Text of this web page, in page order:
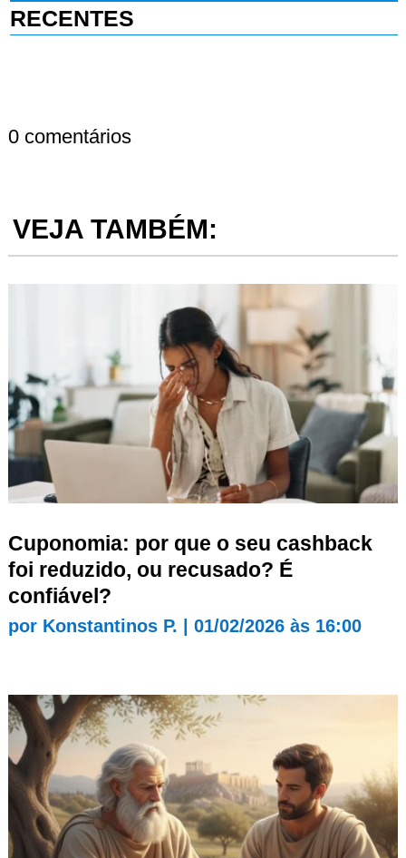
RECENTES
0 comentários
VEJA TAMBÉM:
Cuponomia: por que o seu cashback
foi reduzido, ou recusado? É
confiável?
por Konstantinos P. 01/02/2026 às 16:00